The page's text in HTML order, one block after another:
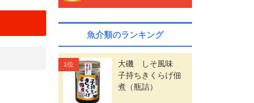
魚介類のランキング
大磯 しそ風味
子持ちきくらげ佃
煮（瓶詰）